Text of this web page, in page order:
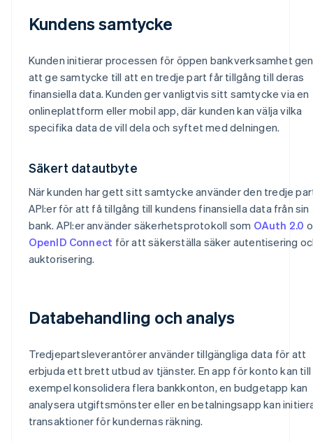
Kundens samtycke
Kunden initierar processen för öppen bankverksamhet
att ge samtycke till att en tredje part får tillgång till deras
finansiella data. Kunden ger vanligtvis sitt samtycke via en
onlineplattform eller mobil app, där kunden kan välja vilka
specifika data de vill dela och syftet med delningen.
Säkert datautbyte
När kunden har gett sitt samtycke använder den tredje
API:er för att få tillgång till kundens finansiella data från sin
bank. API:er använder säkerhetsprotokoll som OAuth 2.0
OpenID Connect för att säkerställa säker autentisering
auktorisering.
Databehandling och analys
Tredjepartsleverantörer använder tillgängliga data för att
erbjuda ett brett utbud av tjänster. En app för konto kan till
exempel konsolidera flera bankkonton, en budgetapp kan
analysera utgiftsmönster eller en betalningsapp kan
transaktioner för kundernas räkning.